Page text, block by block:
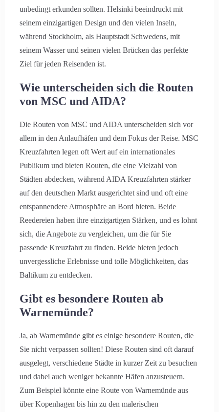
unbedingt erkunden sollten. Helsinki beeindruckt mit
seinem einzigartigen Design und den vielen Inseln,
während Stockholm, als Hauptstadt Schwedens, mit
seinem Wasser und seinen vielen Brücken das perfekte
Ziel für jeden Reisenden ist.
Wie unterscheiden sich die Routen
von MSC und AIDA?
Die Routen von MSC und AIDA unterscheiden sich vor
allem in den Anlaufhäfen und dem Fokus der Reise. MSC
Kreuzfahrten legen oft Wert auf ein internationales
Publikum und bieten Routen, die eine Vielzahl von
Städten abdecken, während AIDA Kreuzfahrten stärker
auf den deutschen Markt ausgerichtet sind und oft eine
entspannendere Atmosphäre an Bord bieten. Beide
Reedereien haben ihre einzigartigen Stärken, und es lohnt
sich, die Angebote zu vergleichen, um die für Sie
passende Kreuzfahrt zu finden. Beide bieten jedoch
unvergessliche Erlebnisse und tolle Möglichkeiten, das
Baltikum zu entdecken.
Gibt es besondere Routen ab
Warnemünde?
Ja, ab Warnemünde gibt es einige besondere Routen, die
Sie nicht verpassen sollten! Diese Routen sind oft darauf
ausgelegt, verschiedene Städte in kurzer Zeit zu besuchen
und dabei auch weniger bekannte Häfen anzusteuern.
Zum Beispiel könnte eine Route von Warnemünde aus
über Kopenhagen bis hin zu den malerischen